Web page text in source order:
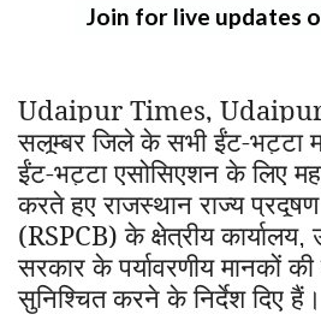
Join for live updates
Udaipur Times,
सलूम्बर जिले के सभी ईंट-भट्टा
ईंट-भट्टा एसोसिएशन के लिए
करते हुए राजस्थान राज्य
(RSPCB) के क्षेत्रीय कार्यालय,
सरकार के पर्यावरणीय मानकों
सुनिश्चित करने के निर्देश दिए हैं।